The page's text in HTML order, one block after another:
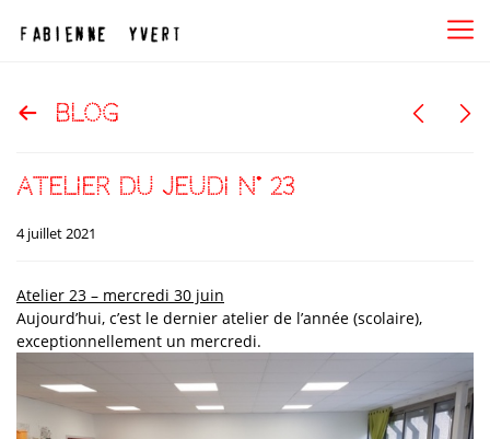
blog
atelier du jeudi n° 23
4 juillet 2021
Atelier 23 – mercredi 30 juin
Aujourd’hui, c’est le dernier atelier de l’année (scolaire),
exceptionnellement un mercredi.